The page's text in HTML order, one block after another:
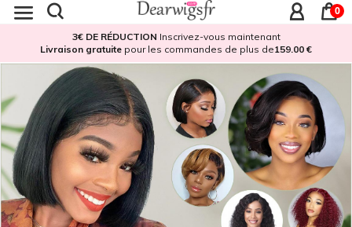
0
3€ DE RÉDUCTION Inscrivez-vous maintenant
Livraison gratuite pour les commandes de plus de159.00 €